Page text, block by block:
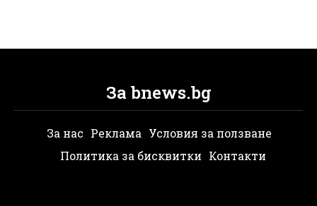
За bnews.bg
За нас Реклама Условия за ползване
Политика за бисквитки Контакти